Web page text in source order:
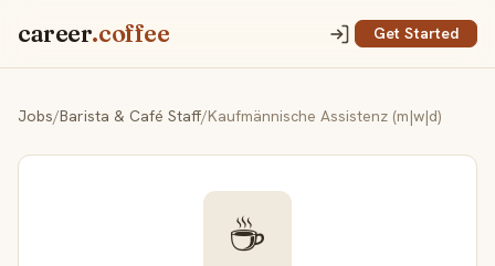
career.coffee Get Started
Jobs/Barista & Café Staff/Kaufmännische Assistenz (m|w|d)
☕